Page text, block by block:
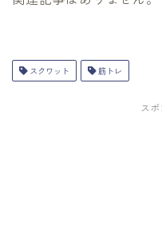
スクワット 筋トレ
ス